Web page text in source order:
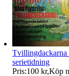
Tvillingdackarna
serietidning
Pris:100 kr,Köp